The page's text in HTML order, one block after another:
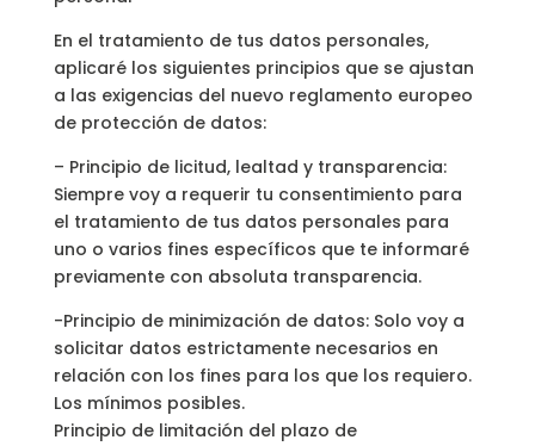
En el tratamiento de tus datos personales,
aplicaré los siguientes principios que se ajustan
a las exigencias del nuevo reglamento europeo
de protección de datos:
– Principio de licitud, lealtad y transparencia:
Siempre voy a requerir tu consentimiento para
el tratamiento de tus datos personales para
uno o varios fines específicos que te informaré
previamente con absoluta transparencia.
-Principio de minimización de datos: Solo voy a
solicitar datos estrictamente necesarios en
relación con los fines para los que los requiero.
Los mínimos posibles.
Principio de limitación del plazo de